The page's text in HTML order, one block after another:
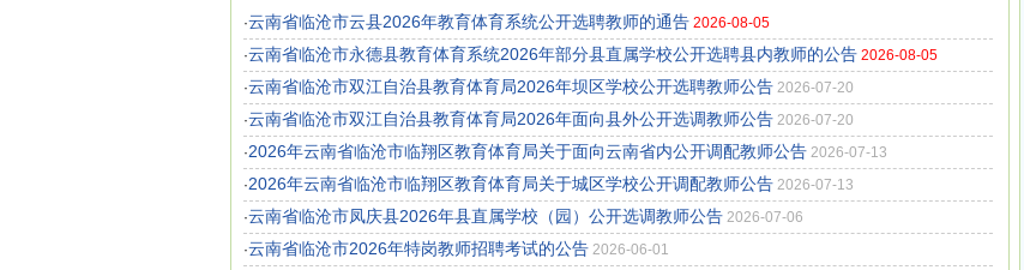
·云南省临沧市云县2026年教育体育系统公开选聘教师的通告 2026-08-05
·云南省临沧市永德县教育体育系统2026年部分县直属学校公开选聘县内教师的公告 2026-08-05
·云南省临沧市双江自治县教育体育局2026年坝区学校公开选聘教师公告 2026-07-20
·云南省临沧市双江自治县教育体育局2026年面向县外公开选调教师公告 2026-07-20
·2026年云南省临沧市临翔区教育体育局关于面向云南省内公开调配教师公告 2026-07-13
·2026年云南省临沧市临翔区教育体育局关于城区学校公开调配教师公告 2026-07-13
·云南省临沧市凤庆县2026年县直属学校（园）公开选调教师公告 2026-07-06
·云南省临沧市2026年特岗教师招聘考试的公告 2026-06-01